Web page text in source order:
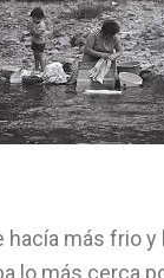
hacía más frio
lo más cerca